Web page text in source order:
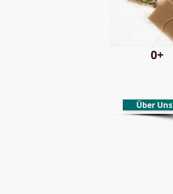
0+
Über Uns